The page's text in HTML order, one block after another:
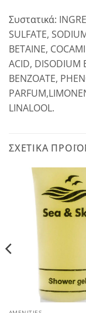
Συστατικά:
SULFATE,
BETAINE,
ACID, DISODIUM
BENZOATE,
LINALOOL.
ΣΧΕΤΙΚΆ